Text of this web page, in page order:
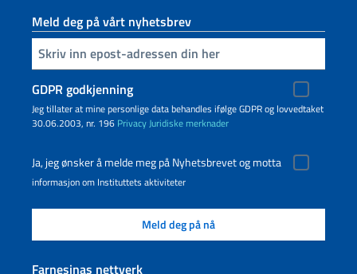
Meld deg på vårt nyhetsbrev
Inserisci la tua email
GDPR godkjenning
Jeg tillater at mine personlige data behandles ifølge GDPR og lovvedtaket
30.06.2003, nr. 196 Privacy Juridiske merknader
Ja, jeg ønsker å melde meg på Nyhetsbrevet og motta
informasjon om Instituttets aktiviteter
Farnesinas nettverk